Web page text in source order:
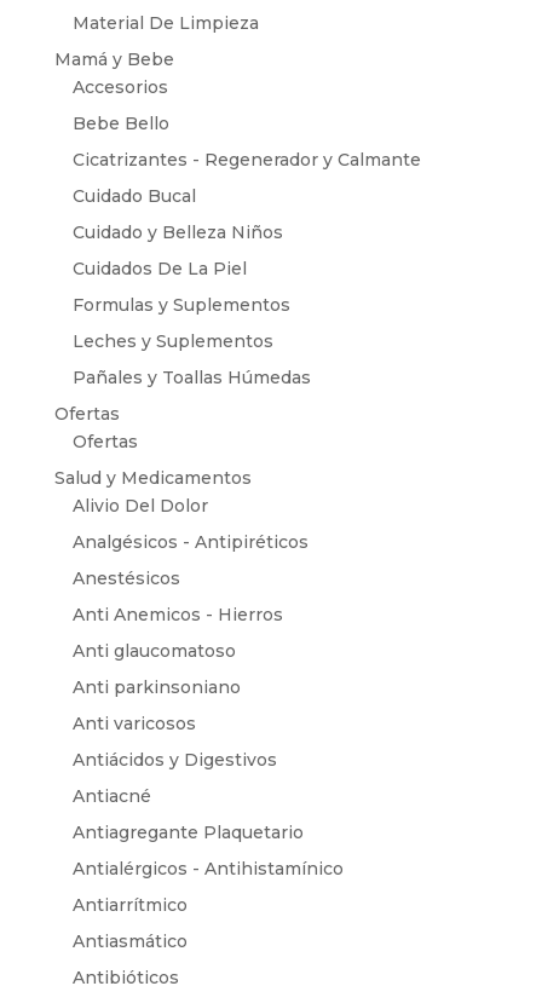
Material De Limpieza
Mamá y Bebe
Accesorios
Bebe Bello
Cicatrizantes - Regenerador y Calmante
Cuidado Bucal
Cuidado y Belleza Niños
Cuidados De La Piel
Formulas y Suplementos
Leches y Suplementos
Pañales y Toallas Húmedas
Ofertas
Ofertas
Salud y Medicamentos
Alivio Del Dolor
Analgésicos - Antipiréticos
Anestésicos
Anti Anemicos - Hierros
Anti glaucomatoso
Anti parkinsoniano
Anti varicosos
Antiácidos y Digestivos
Antiacné
Antiagregante Plaquetario
Antialérgicos - Antihistamínico
Antiarrítmico
Antiasmático
Antibióticos